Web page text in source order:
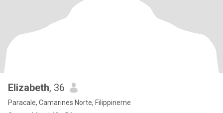
Elizabeth, 36
Paracale, Camarines Norte, Filippinerne